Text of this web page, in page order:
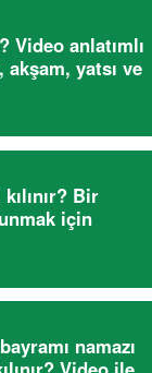
Video anlatımlı
yatsı ve
Bir
için
namazı